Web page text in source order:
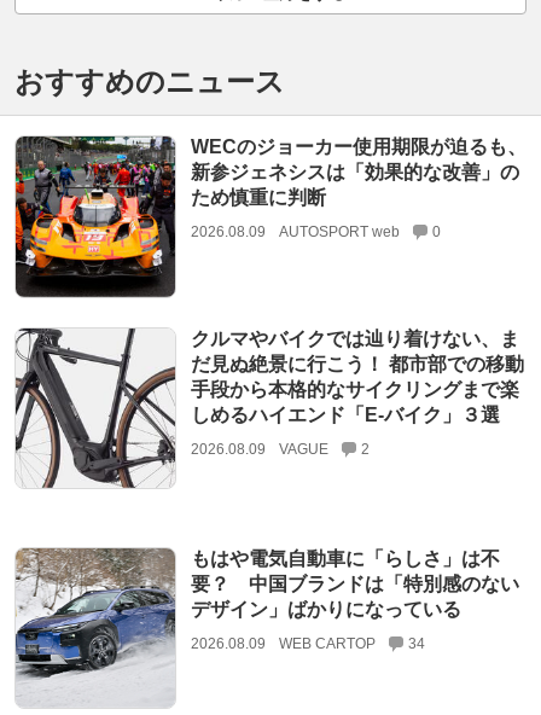
おすすめのニュース
WECのジョーカー使用期限が迫るも、
新参ジェネシスは「効果的な改善」の
ため慎重に判断
2026.08.09 AUTOSPORT web 0
クルマやバイクでは辿り着けない、ま
だ見ぬ絶景に行こう！ 都市部での移動
手段から本格的なサイクリングまで楽
しめるハイエンド「E-バイク」３選
2026.08.09 VAGUE 2
もはや電気自動車に「らしさ」は不
要？ 中国ブランドは「特別感のない
デザイン」ばかりになっている
2026.08.09 WEB CARTOP 34